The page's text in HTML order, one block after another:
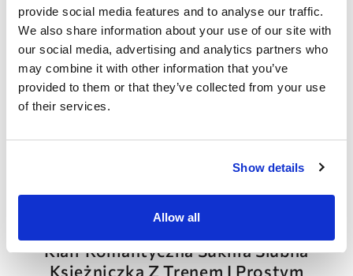
provide social media features and to analyse our traffic.
We also share information about your use of our site with
our social media, advertising and analytics partners who
may combine it with other information that you’ve
provided to them or that they’ve collected from your use
of their services.
Show details
Allow all
DOMINISS
Klair Romantyczna Suknia Ślubna
Księżniczka Z Trenem I Prostym